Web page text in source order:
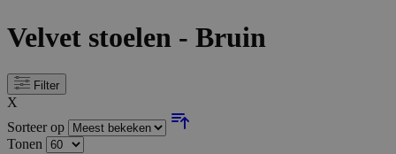
Velvet stoelen - Bruin
Filter
X
Sorteer op
Tonen